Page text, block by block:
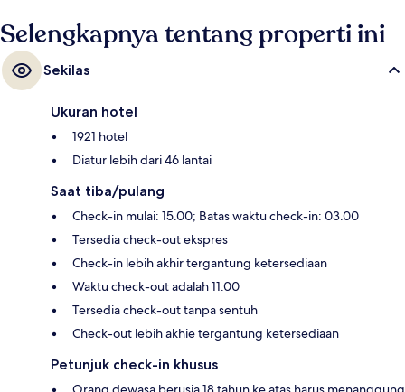
Selengkapnya tentang properti ini
Sekilas
Ukuran hotel
1921 hotel
Diatur lebih dari 46 lantai
Saat tiba/pulang
Check-in mulai: 15.00; Batas waktu check-in: 03.00
Tersedia check-out ekspres
Check-in lebih akhir tergantung ketersediaan
Waktu check-out adalah 11.00
Tersedia check-out tanpa sentuh
Check-out lebih akhie tergantung ketersediaan
Petunjuk check-in khusus